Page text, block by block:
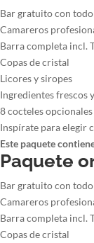
Bar gratuito con
Camareros
Barra completa incl.
Copas de cristal
Licores y siropes
Ingredientes frescos
8 cocteles opcionales
Inspírate para elegir
Este paquete
Paquete
Bar gratuito con
Camareros
Barra completa incl.
Copas de cristal